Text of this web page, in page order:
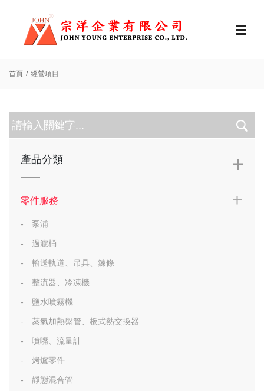
首頁 經營項目
產品分類
零件服務
泵浦
過濾桶
輸送軌道、吊具、鍊條
整流器、冷凍機
鹽水噴霧機
蒸氣加熱盤管、板式熱交換器
噴嘴、流量計
烤爐零件
靜態混合管